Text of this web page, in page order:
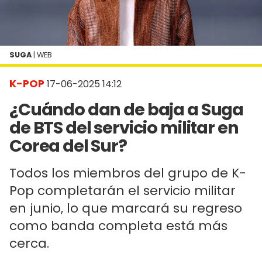
K-POP 17-06-2025 14:12
¿Cuándo dan de baja a Suga
de BTS del servicio militar en
Corea del Sur?
Todos los miembros del grupo de K-
Pop completarán el servicio militar
en junio, lo que marcará su regreso
como banda completa está más
cerca.
SUGA | WEB